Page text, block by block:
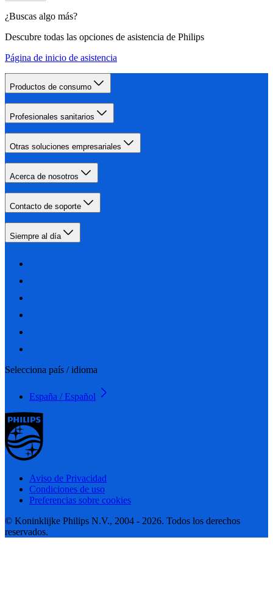
¿Buscas algo más?
Descubre todas las opciones de asistencia de Philips
Página de inicio de asistencia
Productos de consumo
Profesionales sanitarios
Otras soluciones empresariales
Acerca de nosotros
Contacto de soporte
Siempre al día
Selecciona país / idioma
España / Español
Aviso de Privacidad
Condiciones de uso
Preferencias sobre cookies
© Koninklijke Philips N.V., 2004 - 2026. Todos los derechos
reservados.